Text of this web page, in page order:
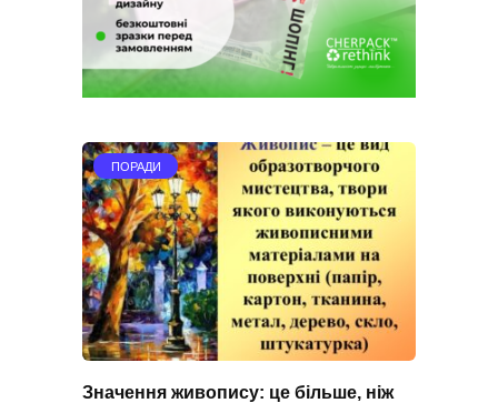
ПОРАДИ
Значення живопису: це більше, ніж